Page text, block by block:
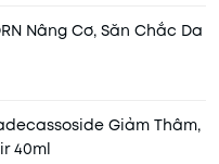
Nâng Cơ, Săn Chắc Da
Giảm Thâm,
40ml